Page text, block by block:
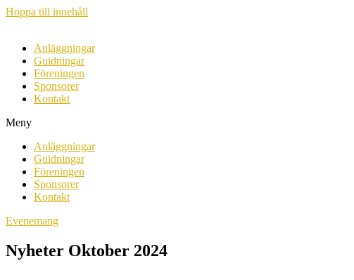
Hoppa till innehåll
Anläggningar
Guidningar
Föreningen
Sponsorer
Kontakt
Meny
Anläggningar
Guidningar
Föreningen
Sponsorer
Kontakt
Evenemang
Nyheter Oktober 2024